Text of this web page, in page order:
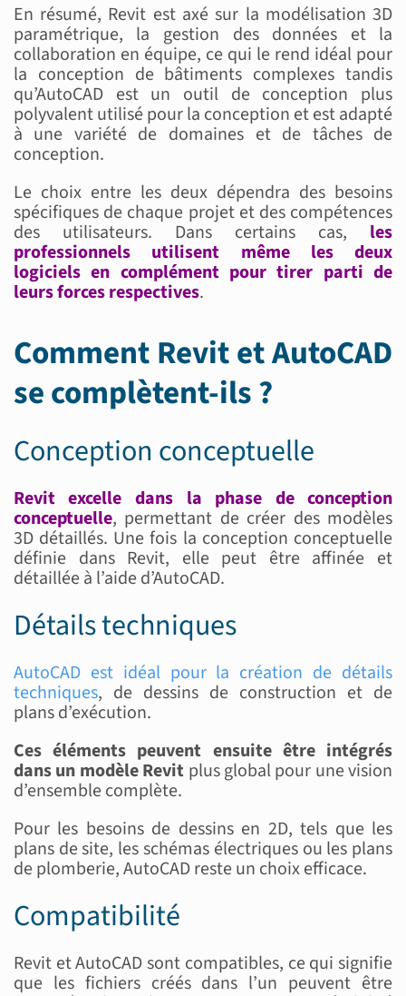
En résumé, Revit est axé sur la modélisation 3D
paramétrique, la gestion des données et la
collaboration en équipe, ce qui le rend idéal pour
la conception de bâtiments complexes tandis
qu’AutoCAD est un outil de conception plus
polyvalent utilisé pour la conception et est adapté
à une variété de domaines et de tâches de
conception.
Le choix entre les deux dépendra des besoins
spécifiques de chaque projet et des compétences
des utilisateurs. Dans certains cas, les
professionnels utilisent même les deux
logiciels en complément pour tirer parti de
leurs forces respectives.
Comment Revit et AutoCAD
se complètent-ils ?
Conception conceptuelle
Revit excelle dans la phase de conception
conceptuelle, permettant de créer des modèles
3D détaillés. Une fois la conception conceptuelle
définie dans Revit, elle peut être affinée et
détaillée à l’aide d’AutoCAD.
Détails techniques
AutoCAD est idéal pour la création de détails
techniques, de dessins de construction et de
plans d’exécution.
Ces éléments peuvent ensuite être intégrés
dans un modèle Revit plus global pour une vision
d’ensemble complète.
Pour les besoins de dessins en 2D, tels que les
plans de site, les schémas électriques ou les plans
de plomberie, AutoCAD reste un choix efficace.
Compatibilité
Revit et AutoCAD sont compatibles, ce qui signifie
que les fichiers créés dans l’un peuvent être